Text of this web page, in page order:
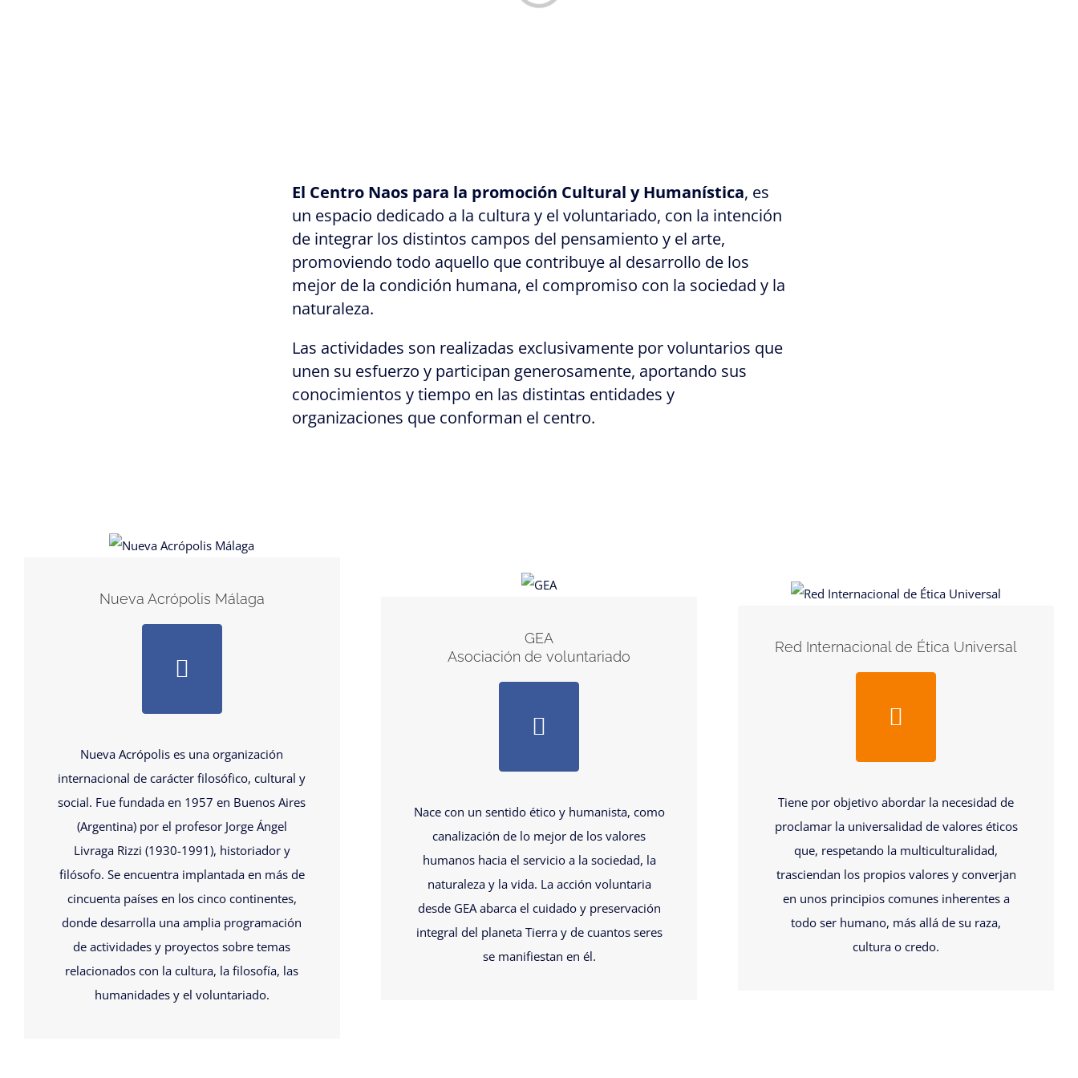
El Centro Naos para la promoción Cultural y Humanística, es
un espacio dedicado a la cultura y el voluntariado, con la intención
de integrar los distintos campos del pensamiento y el arte,
promoviendo todo aquello que contribuye al desarrollo de los
mejor de la condición humana, el compromiso con la sociedad y la
naturaleza.
Las actividades son realizadas exclusivamente por voluntarios que
unen su esfuerzo y participan generosamente, aportando sus
conocimientos y tiempo en las distintas entidades y
organizaciones que conforman el centro.
Nueva Acrópolis Málaga
Nueva Acrópolis es una organización
internacional de carácter filosófico, cultural y
social. Fue fundada en 1957 en Buenos Aires
(Argentina) por el profesor Jorge Ángel
Livraga Rizzi (1930-1991), historiador y
filósofo. Se encuentra implantada en más de
cincuenta países en los cinco continentes,
donde desarrolla una amplia programación
de actividades y proyectos sobre temas
relacionados con la cultura, la filosofía, las
humanidades y el voluntariado.
GEA
Asociación de voluntariado
Nace con un sentido ético y humanista, como
canalización de lo mejor de los valores
humanos hacia el servicio a la sociedad, la
naturaleza y la vida. La acción voluntaria
desde GEA abarca el cuidado y preservación
integral del planeta Tierra y de cuantos seres
se manifiestan en él.
Red Internacional de Ética Universal
Tiene por objetivo abordar la necesidad de
proclamar la universalidad de valores éticos
que, respetando la multiculturalidad,
trasciendan los propios valores y converjan
en unos principios comunes inherentes a
todo ser humano, más allá de su raza,
cultura o credo.